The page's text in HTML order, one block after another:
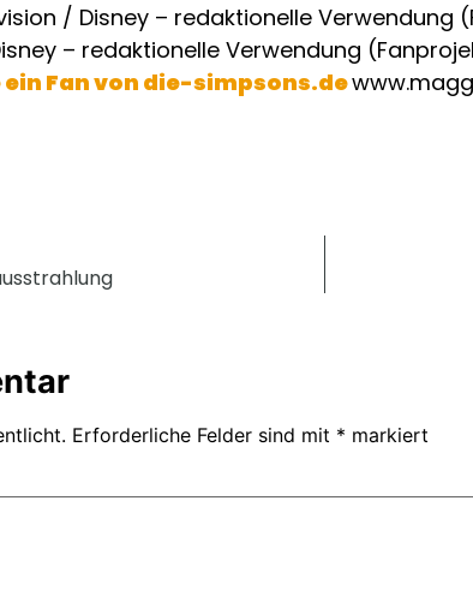
Fan von die-simpsons.de
Erforderliche Felder sind mit * markiert